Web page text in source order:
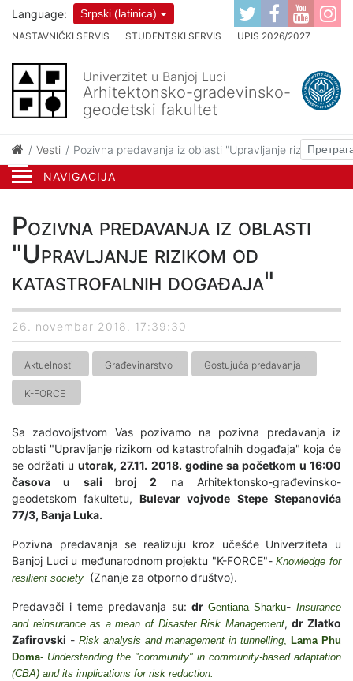
NAVIGACIJA
NASTAVNIČKI SERVIS STUDENTSKI SERVIS UPIS 2026/2027
Language: Srpski (latinica)
Univerzitet u Banjoj Luci
Arhitektonsko-građevinsko-
geodetski fakultet
Vesti Pozivna predavanja iz oblasti "Upravljanje rizikom od
Pozivna predavanja iz oblasti
"Upravljanje rizikom od
katastrofalnih događaja"
26. novembar 2018. 17:39:30
Aktuelnosti Građevinarstvo Gostujuća predavanja
K-FORCE
Sa zadovoljstvom Vas pozivamo na pozivna predavanja iz
oblasti "Upravljanje rizikom od katastrofalnih događaja" koja će
se održati uutorak, 27.11. 2018. godine sa početkom u 16:00
časova u sali broj 2 na Arhitektonsko-građevinsko-
geodetskom fakultetu, Bulevar vojvode Stepe Stepanovića
77/3, Banja Luka.
Pozivna predavanja se realizuju kroz učešće Univerziteta u
Banjoj Luci u međunarodnom projektu "K-FORCE"-Knowledge for
resilient society (Znanje za otporno društvo).
Predavači i teme predavanja su: dr Gentiana Sharku- Insurance
and reinsurance as a mean of Disaster Risk Management,dr Zlatko
Zafirovski - Risk analysis and management in tunnelling
Lama Phu
Doma- Understanding the "community" in community-based adaptation
(CBA) and its implications for risk reduction.